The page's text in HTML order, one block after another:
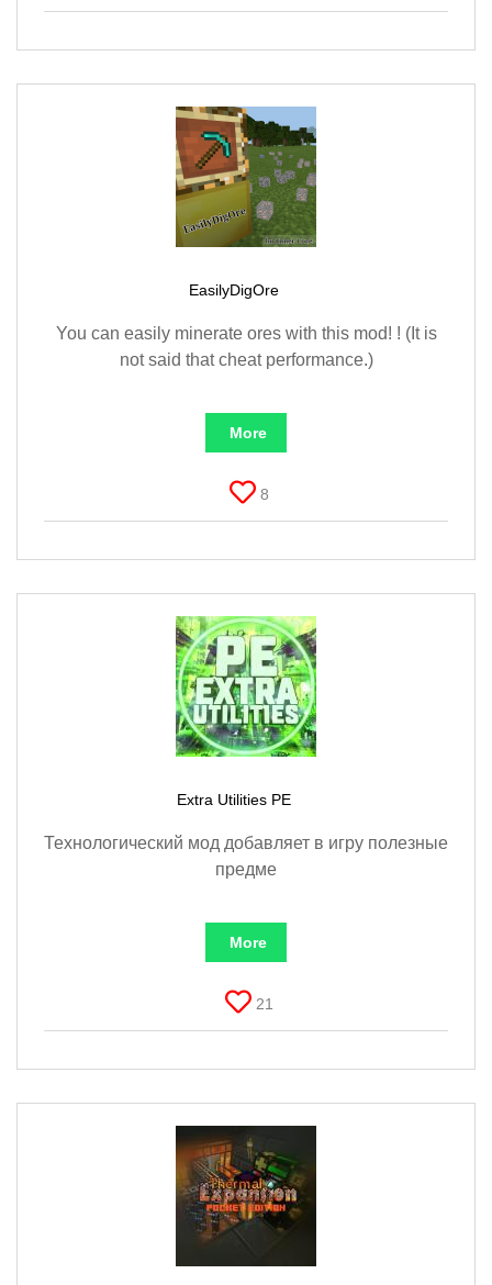
EasilyDigOre
You can easily minerate ores with this mod! ! (It is
not said that cheat performance.)
More
8
Extra Utilities PE
Технологический мод добавляет в игру полезные
предме
More
21